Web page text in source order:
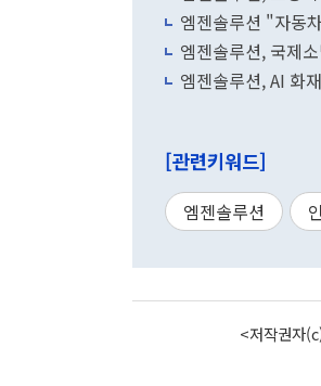
엠젠솔루션 "자동
엠젠솔루션, 국제
엠젠솔루션, AI 화
[관련키워드]
엠젠솔루션
<저작권자